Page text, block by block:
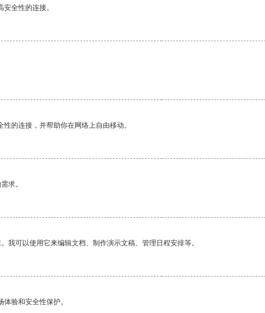
全性的连接。
的连接，并帮助你在网络上自由移动。
求。
我可以使用它来编辑文档、制作演示文稿、管理日程安排等。
验和安全性保护。